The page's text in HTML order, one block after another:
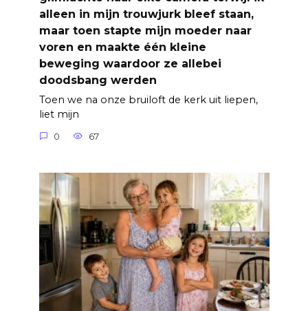
alleen in mijn trouwjurk bleef staan,
maar toen stapte mijn moeder naar
voren en maakte één kleine
beweging waardoor ze allebei
doodsbang werden
Toen we na onze bruiloft de kerk uit liepen,
liet mijn
0 67